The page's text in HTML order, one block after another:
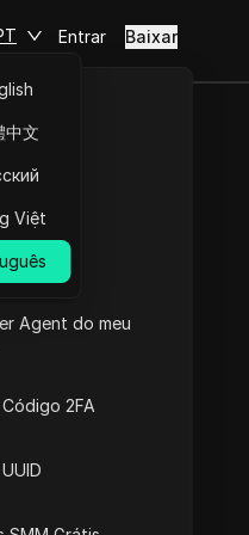
Agent do meu
2FA
中文
Việt
Entrar Baixar
página